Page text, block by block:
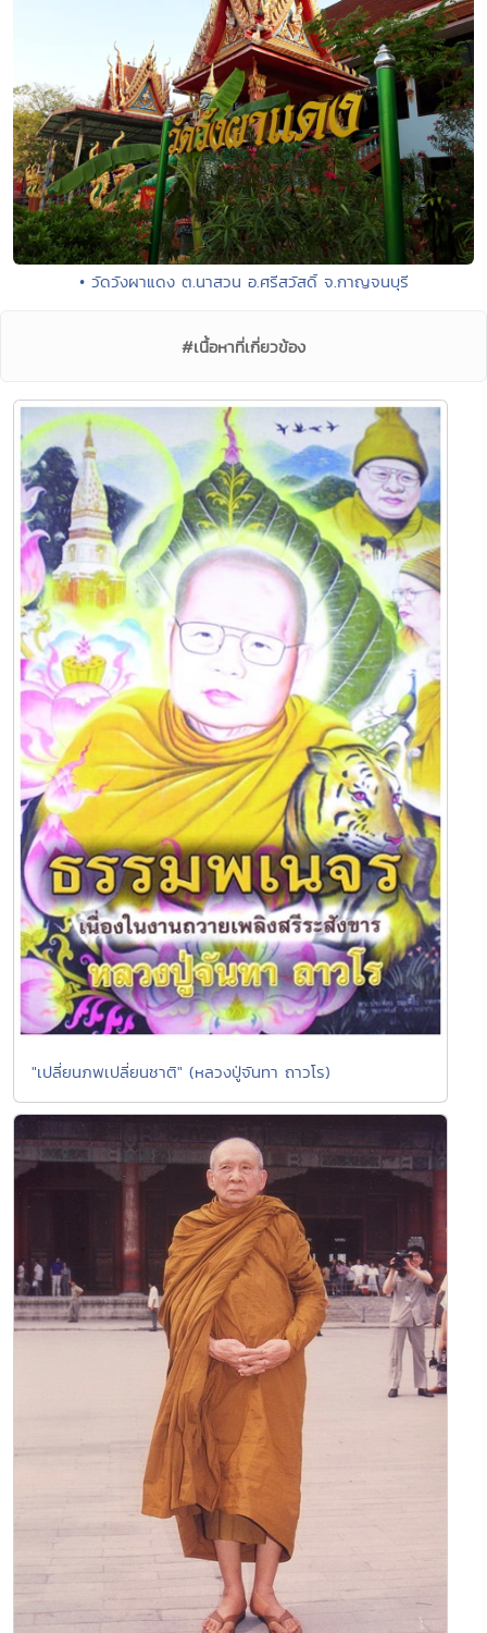
• วัดวังผาแดง ต.นาสวน อ.ศรีสวัสดิ์ จ.กาญจนบุรี
#เนื้อหาที่เกี่ยวข้อง
"เปลี่ยนภพเปลี่ยนชาติ" (หลวงปู่จันทา ถาวโร)